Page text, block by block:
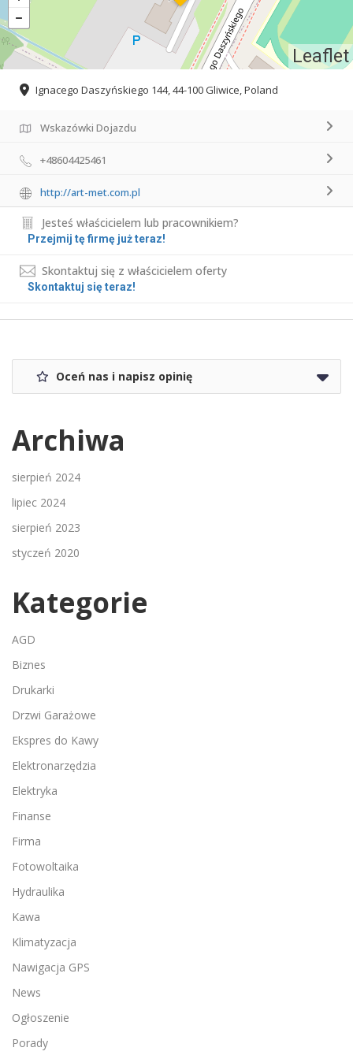
Leaflet
Ignacego Daszyńskiego 144, 44-100 Gliwice, Poland
Wskazówki Dojazdu
+48604425461
http://art-met.com.pl
Jesteś właścicielem lub pracownikiem?
Przejmij tę firmę już teraz!
Skontaktuj się z właścicielem oferty
Skontaktuj się teraz!
Oceń nas i napisz opinię
Archiwa
sierpień 2024
lipiec 2024
sierpień 2023
styczeń 2020
Kategorie
AGD
Biznes
Drukarki
Drzwi Garażowe
Ekspres do Kawy
Elektronarzędzia
Elektryka
Finanse
Firma
Fotowoltaika
Hydraulika
Kawa
Klimatyzacja
Nawigacja GPS
News
Ogłoszenie
Porady